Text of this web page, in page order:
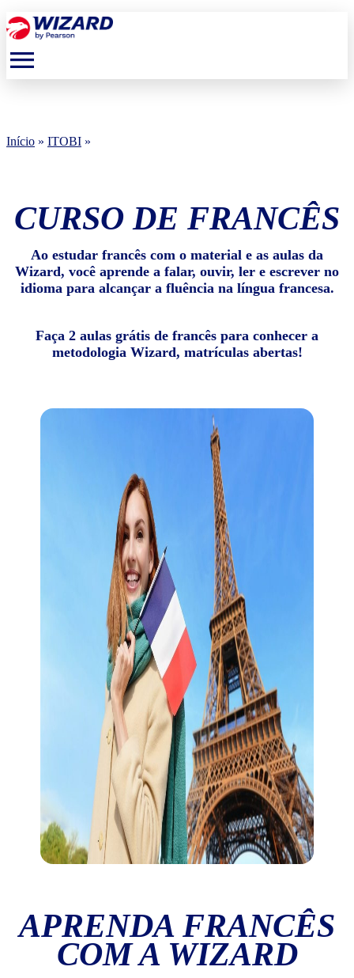
menu
Início » ITOBI »
CURSO DE FRANCÊS
Ao estudar francês com o material e as aulas da
Wizard, você aprende a falar, ouvir, ler e escrever no
idioma para alcançar a fluência na língua francesa.
Faça 2 aulas grátis de francês para conhecer a
metodologia Wizard, matrículas abertas!
APRENDA FRANCÊS
COM A WIZARD